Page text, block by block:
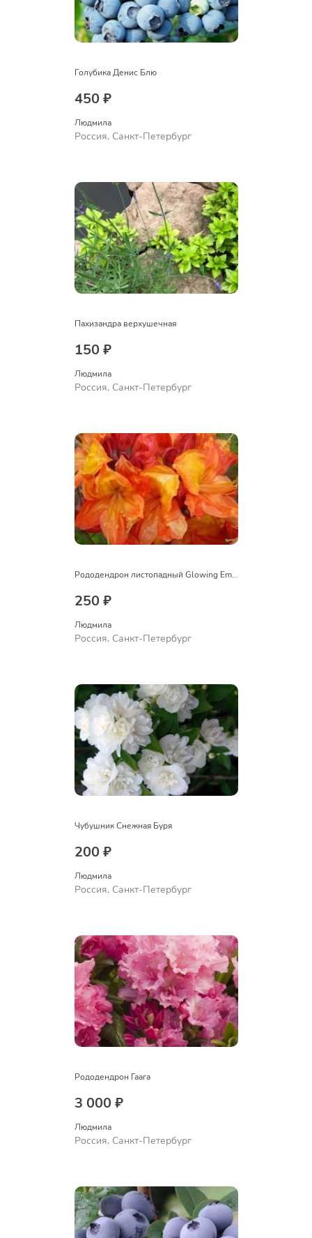
Голубика Денис Блю
450 ₽
Людмила
Россия, Санкт-Петербург
Пахизандра верхушечная
150 ₽
Людмила
Россия, Санкт-Петербург
Рододендрон листопадный Glowing Embers
250 ₽
Людмила
Россия, Санкт-Петербург
Чубушник Снежная Буря
200 ₽
Людмила
Россия, Санкт-Петербург
Рододендрон Гаага
3 000 ₽
Людмила
Россия, Санкт-Петербург